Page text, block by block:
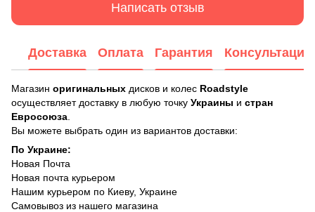
Написать отзыв
Доставка Оплата Гарантия Консультация
Магазин оригинальных дисков и колес Roadstyle
осуществляет доставку в любую точку Украины и стран
Евросоюза
Вы можете выбрать один из вариантов доставки:
По Украине:
Новая Почта
Новая почта курьером
Нашим курьером по Киеву, Украине
Самовывоз из нашего магазина